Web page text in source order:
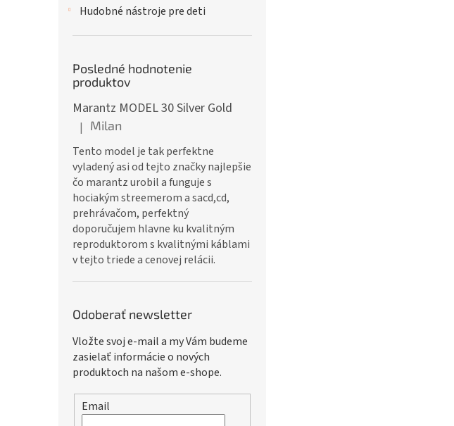
Hudobné nástroje pre deti
Posledné hodnotenie
produktov
Marantz MODEL 30 Silver Gold
Hodnotenie produktu je 5 z 5 hviezdičiek.
| Milan
Tento model je tak perfektne
vyladený asi od tejto značky najlepšie
čo marantz urobil a funguje s
hociakým streemerom a sacd,cd,
prehrávačom, perfektný
doporučujem hlavne ku kvalitným
reproduktorom s kvalitnými káblami
v tejto triede a cenovej relácii.
Odoberať newsletter
Vložte svoj e-mail a my Vám budeme
zasielať informácie o nových
produktoch na našom e-shope.
Email